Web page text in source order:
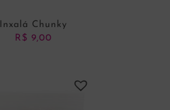
Inxalá Chunky
R$ 9,00